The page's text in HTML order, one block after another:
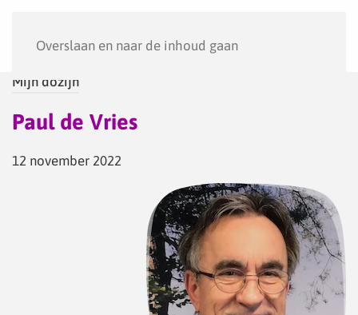
Overslaan en naar de inhoud gaan
Mijn dozijn
Paul de Vries
12 november 2022